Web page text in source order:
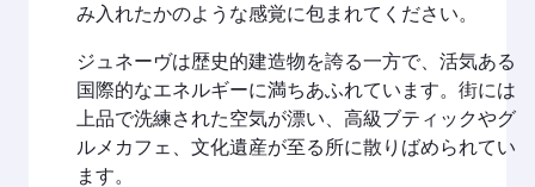
み入れたかのような感覚に包まれてください。
ジュネーヴは歴史的建造物を誇る一方で、活気ある
国際的なエネルギーに満ちあふれています。街には
上品で洗練された空気が漂い、高級ブティックやグ
ルメカフェ、文化遺産が至る所に散りばめられてい
ます。